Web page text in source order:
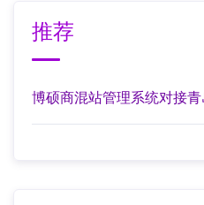
推荐
博硕商混站管理系统对接